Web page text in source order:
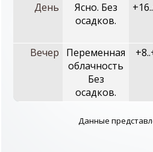
День
Ясно. Без
осадков.
Вечер
Переменная
облачность
Без
осадков.
Данные